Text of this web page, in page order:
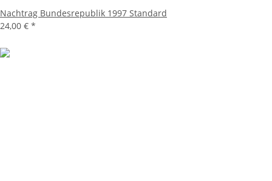
Nachtrag Bundesrepublik 1997 Standard
24,00 € *